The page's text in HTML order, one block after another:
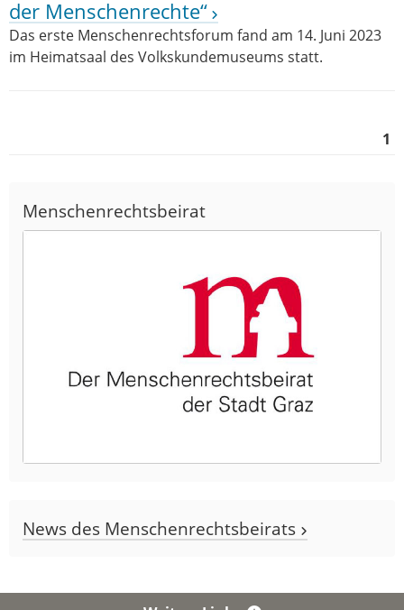
der Menschenrechte“
Das erste Menschenrechtsforum fand am 14. Juni 2023
im Heimatsaal des Volkskundemuseums statt.
1
Menschenrechtsbeirat
News des Menschenrechtsbeirats